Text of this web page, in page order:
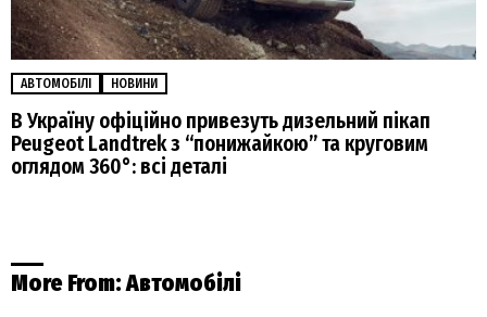
АВТОМОБІЛІ НОВИНИ
В Україну офіційно привезуть дизельний пікап
Peugeot Landtrek з “понижайкою” та круговим
оглядом 360°: всі деталі
More From:Автомобілі